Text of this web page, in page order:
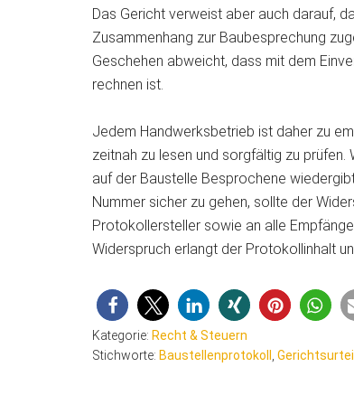
Das Gericht verweist aber auch darauf,
Zusammenhang zur Baubesprechung
Geschehen abweicht, dass mit dem
rechnen ist.
Jedem Handwerksbetrieb ist daher zu
zeitnah zu lesen und sorgfältig zu
auf der Baustelle Besprochene
Nummer sicher zu gehen, sollte der
Protokollersteller sowie an alle
Widerspruch erlangt der Protokollinhalt
Kategorie: Recht & Steuern
Stichworte: Baustellenprotokoll